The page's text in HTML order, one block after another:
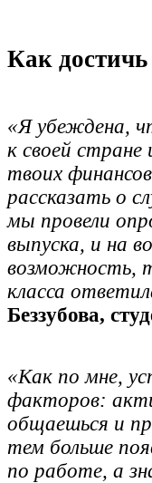
Как достичь
«Я убеждена,
к своей
твоих
рассказать о
мы провели
выпуска, и на
возможность,
класса
Беззубова,
«Как по мне,
факторов:
общаешься и
тем больше
по работе, а